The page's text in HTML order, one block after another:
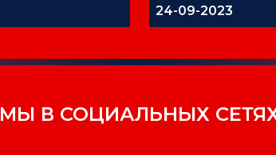
24-09-2023
МЫ В СОЦИАЛЬНЫХ